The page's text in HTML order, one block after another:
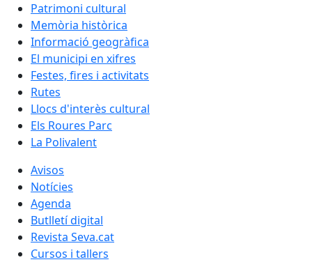
Patrimoni cultural
Memòria històrica
Informació geogràfica
El municipi en xifres
Festes, fires i activitats
Rutes
Llocs d'interès cultural
Els Roures Parc
La Polivalent
Avisos
Notícies
Agenda
Butlletí digital
Revista Seva.cat
Cursos i tallers